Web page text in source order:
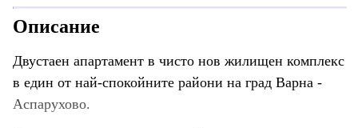
Описание
Двустаен апартамент в чисто нов жилищен комплекс
в един от най-спокойните райони на град Варна -
Аспарухово.